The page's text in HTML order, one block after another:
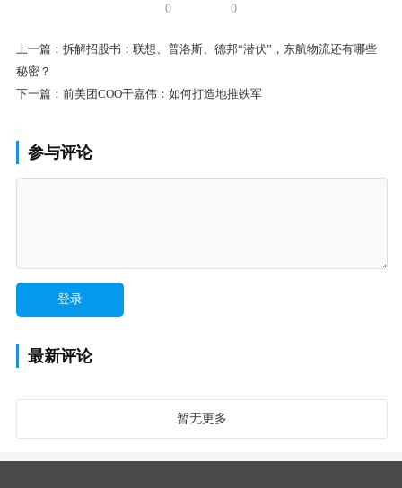
0 0
上一篇： 拆解招股书：联想、普洛斯、德邦“潜伏”，东航物流还有哪些
秘密？
下一篇： 前美团COO干嘉伟：如何打造地推铁军
参与评论
最新评论
暂无更多